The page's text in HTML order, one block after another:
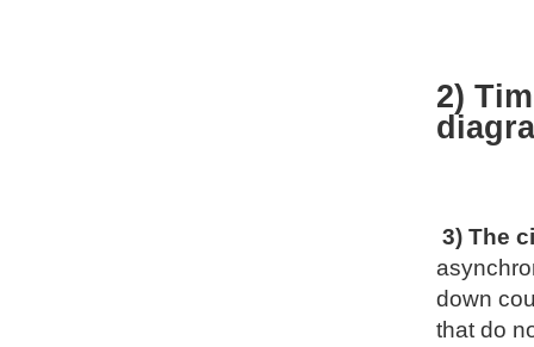
2)
3) The
down
that do